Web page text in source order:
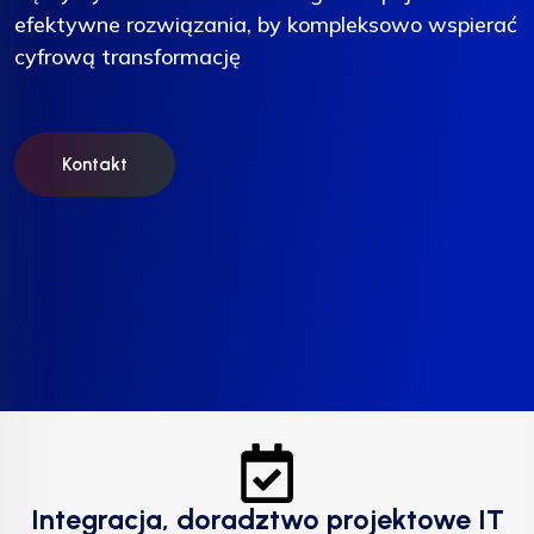
efektywne rozwiązania, by kompleksowo wspierać
cyfrową transformację
Kontakt
efektywne rozwiązania, by kompleksowo wspierać
cyfrową transformację
Kontakt
efektywne rozwiązania, by kompleksowo wspierać
cyfrową transformację
Kontakt
Integracja, doradztwo projektowe IT